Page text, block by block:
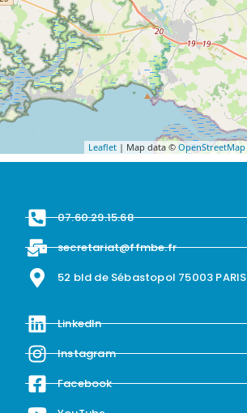
Leaflet | Map data © OpenStreetMap
07.60.29.15.68
secretariat@ffmbe.fr
52 bld de Sébastopol 75003 PARIS
LinkedIn
Instagram
Facebook